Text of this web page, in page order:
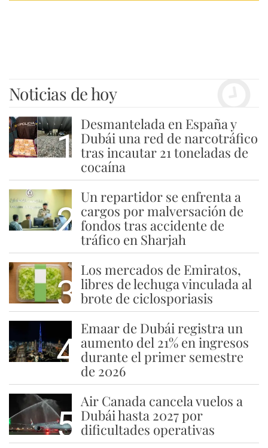
Noticias de hoy
1
Desmantelada en España y
Dubái una red de narcotráfico
tras incautar 21 toneladas de
cocaína
2
Un repartidor se enfrenta a
cargos por malversación de
fondos tras accidente de
tráfico en Sharjah
3
Los mercados de Emiratos,
libres de lechuga vinculada al
brote de ciclosporiasis
4
Emaar de Dubái registra un
aumento del 21% en ingresos
durante el primer semestre
de 2026
5
Air Canada cancela vuelos a
Dubái hasta 2027 por
dificultades operativas